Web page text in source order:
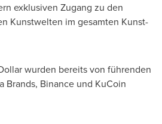
exklusiven Zugang zu den
Kunstwelten im gesamten Kunst-
wurden bereits von führenden
Brands, Binance und KuCoin